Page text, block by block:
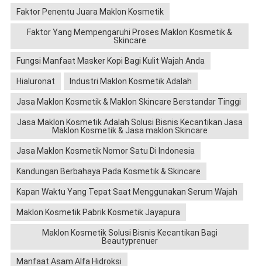
Faktor Penentu Juara Maklon Kosmetik
Faktor Yang Mempengaruhi Proses Maklon Kosmetik &
Skincare
Fungsi Manfaat Masker Kopi Bagi Kulit Wajah Anda
Hialuronat Industri Maklon Kosmetik Adalah
Jasa Maklon Kosmetik & Maklon Skincare Berstandar Tinggi
Jasa Maklon Kosmetik Adalah Solusi Bisnis Kecantikan Jasa
Maklon Kosmetik & Jasa maklon Skincare
Jasa Maklon Kosmetik Nomor Satu Di Indonesia
Kandungan Berbahaya Pada Kosmetik & Skincare
Kapan Waktu Yang Tepat Saat Menggunakan Serum Wajah
Maklon Kosmetik Pabrik Kosmetik Jayapura
Maklon Kosmetik Solusi Bisnis Kecantikan Bagi
Beautyprenuer
Manfaat Asam Alfa Hidroksi